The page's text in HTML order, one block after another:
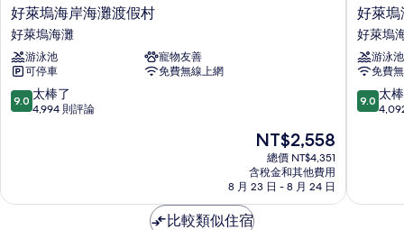
好
萊
塢
海
岸
海
灘
塢
好萊塢海岸海灘渡假村
好萊塢海灘
游泳池
寵物友善
可停車
免費無線上網
9.0
分，
棒
9.0 太棒了
4,994 則評論
現
價
格
為
NT$2,558
總價 NT$4,351
含稅金和其他費用
8 月 23 日 - 8 月 24 日
好
萊
塢
海
灘
精
品
海
好萊塢
好萊塢
游泳池
免費
9.0
分，
棒
9.0 太
比較類似住宿